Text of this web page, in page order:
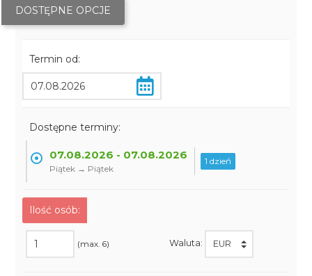
DOSTĘPNE OPCJE
Termin od:
Dostępne terminy:
07.08.2026 - 07.08.2026
Piątek → Piątek
1 dzień
Ilość osób:
(max. 6) Waluta: